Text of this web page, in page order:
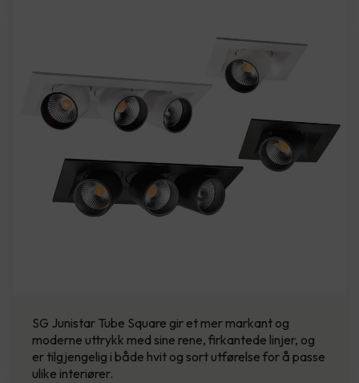
SG Junistar Tube Square gir et mer markant og
moderne uttrykk med sine rene, firkantede linjer, og
er tilgjengelig i både hvit og sort utførelse for å passe
ulike interiører.